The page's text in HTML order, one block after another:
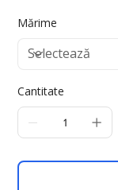
Mărime
Cantitate